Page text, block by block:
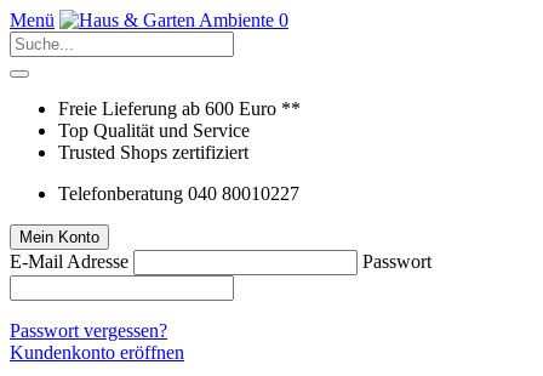
Menü 0
Freie Lieferung ab 600 Euro **
Top Qualität und Service
Trusted Shops zertifiziert
Telefonberatung 040 80010227
Mein Konto
E-Mail Adresse Passwort
Passwort vergessen?
Kundenkonto eröffnen